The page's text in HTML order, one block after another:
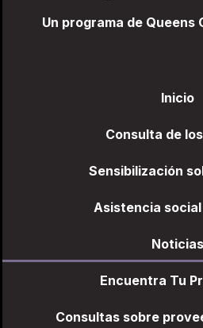
Un programa de Queens
Inicio
Consulta de
Sensibilización
Asistencia
Noticias
Encuentra Tu
Consultas sobre